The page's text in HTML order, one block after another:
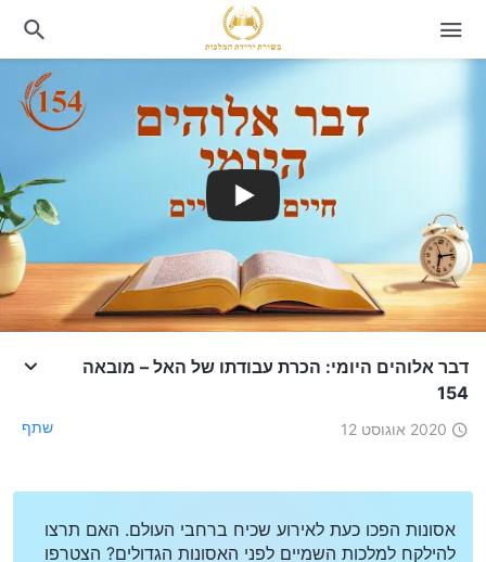
דבר אלוהים היומי: הכרת עבודתו של האל – מובאה
154
2020 אוגוסט 12 שתף
אסונות הפכו כעת לאירוע שכיח ברחבי העולם. האם תרצו
להילקח למלכות השמיים לפני האסונות הגדולים? הצטרפו